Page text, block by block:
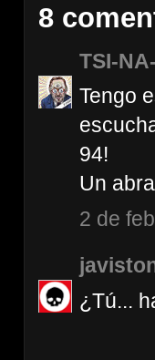
8
TSI-
Tengo
94!
Un
2 de
¿Tú...